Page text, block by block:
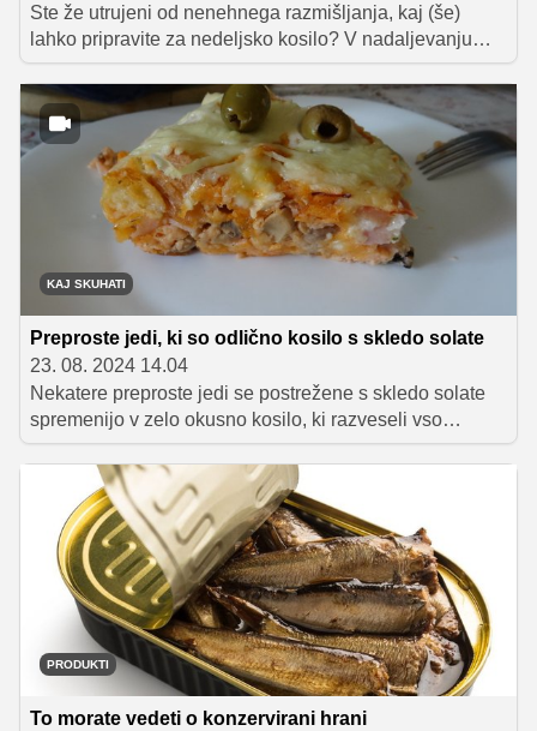
Ste že utrujeni od nenehnega razmišljanja, kaj (še)
lahko pripravite za nedeljsko kosilo? V nadaljevanju
vam predstavljamo 10 odličnih idej, ki vam bodo
pomagale 'prevetriti' klasično ponudbo in poskrbeti, da
bo vaša zbirka najljubših vikend kosil bogatejša še za
kakšen recept ali dva.
KAJ SKUHATI
Preproste jedi, ki so odlično kosilo s skledo solate
23. 08. 2024 14.04
Nekatere preproste jedi se postrežene s skledo solate
spremenijo v zelo okusno kosilo, ki razveseli vso
družino. Odlična ideja so preprosti zelenjavni polpeti ali
žličniki z jajcem, s skledo solate pa lahko zmažemo tudi
jogurtove langaše ali funšterc, preprosto zasavsko jed,
nekakšno rahlo omleto, pečeno na svinjski masti. V
nadaljevanju vam predstavljamo še nekaj preprostih
jedi, ki jih za okusno domače kosilo postrezite z veliko
skledo solate.
PRODUKTI
To morate vedeti o konzervirani hrani